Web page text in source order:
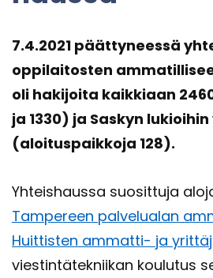
7.4.2021 päät­ty­nees­sä
op­pi­lai­tos­ten
oli ha­ki­joi­ta kaik­ki­aan
ja 1330) ja Sas­kyn
(aloi­tus­paik­ko­ja 128).
Yh­teis­haus­sa suo­sit­tu­ja
Tam­pe­reen pal­ve­lua­lan
Huit­tis­ten ammatti-​ ja
vies­tin­tä­tek­nii­kan kou­lu­tus